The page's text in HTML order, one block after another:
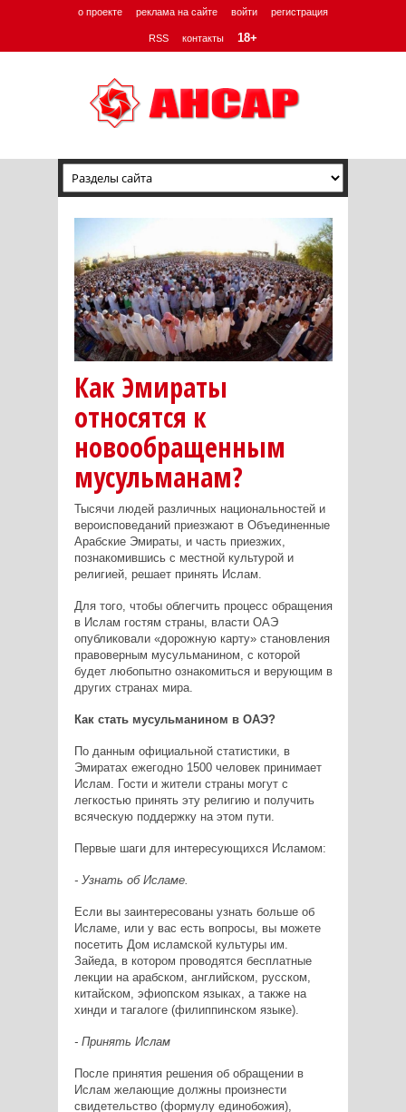
о проекте реклама на сайте войти регистрация
RSS контакты 18+
Как Эмираты
относятся к
новообращенным
мусульманам?
Тысячи людей различных национальностей и
вероисповеданий приезжают в Объединенные
Арабские Эмираты, и часть приезжих,
познакомившись с местной культурой и
религией, решает принять Ислам.
Для того, чтобы облегчить процесс обращения
в Ислам гостям страны, власти ОАЭ
опубликовали «дорожную карту» становления
правоверным мусульманином, с которой
будет любопытно ознакомиться и верующим в
других странах мира.
Как стать мусульманином в ОАЭ?
По данным официальной статистики, в
Эмиратах ежегодно 1500 человек принимает
Ислам. Гости и жители страны могут с
легкостью принять эту религию и получить
всяческую поддержку на этом пути.
Первые шаги для интересующихся Исламом:
- Узнать об Исламе.
Если вы заинтересованы узнать больше об
Исламе, или у вас есть вопросы, вы можете
посетить Дом исламской культуры им.
Зайеда, в котором проводятся бесплатные
лекции на арабском, английском, русском,
китайском, эфиопском языках, а также на
хинди и тагалоге (филиппинском языке).
- Принять Ислам
После принятия решения об обращении в
Ислам желающие должны произнести
свидетельство (формулу единобожия),